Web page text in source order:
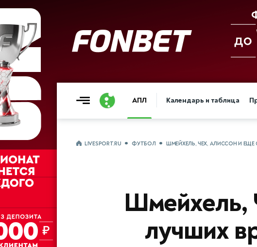
АПЛ Календарь и таблица
LIVESPORT.RU ФУТБОЛ ШМЕЙХЕЛЬ, ЧЕХ, АЛИССОН И ЕЩЕ
Шмейхель,
лучших